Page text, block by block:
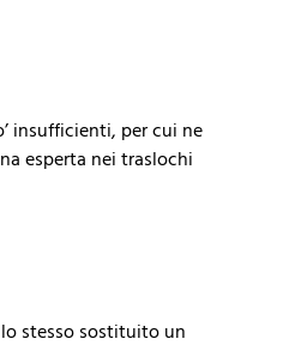
insufficienti, per cui ne
esperta nei traslochi
stesso sostituito un